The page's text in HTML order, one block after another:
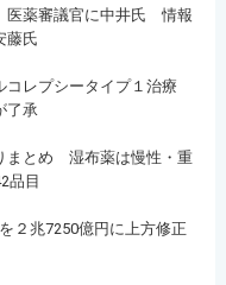
医薬審議官に中井氏 情報
藤氏
レプシータイプ１治療
了承
まとめ 湿布薬は慢性・重
品目
２兆7250億円に上方修正